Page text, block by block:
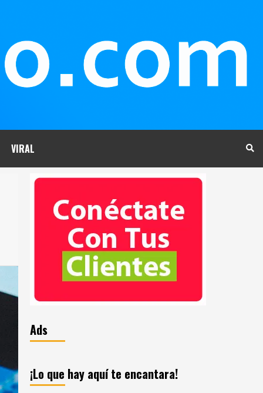
VIRAL
Ads
¡Lo que hay aquí te encantara!